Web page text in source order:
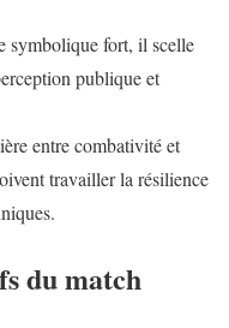
symbolique fort, il scelle
publique et
entre combativité et
travailler la résilience
du match